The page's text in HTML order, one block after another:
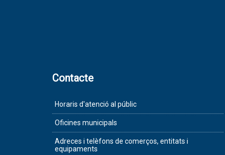
Contacte
Horaris d'atenció al públic
Oficines municipals
Adreces i telèfons de comerços, entitats i
equipaments